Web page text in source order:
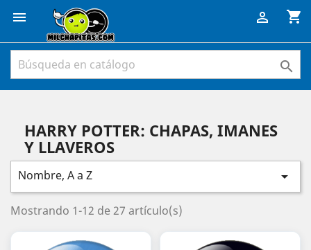
 shopping_cart


HARRY POTTER: CHAPAS, IMANES
Y LLAVEROS
Nombre, A a Z 
Mostrando 1-12 de 27 artículo(s)